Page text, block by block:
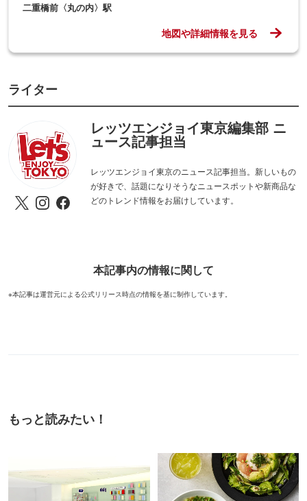
二重橋前〈丸の内〉駅
地図や詳細情報を見る
ライター
レッツエンジョイ東京編集部 ニ
ュース記事担当
レッツエンジョイ東京のニュース記事担当。新しいもの
が好きで、話題になりそうなニュースポットや新商品な
どのトレンド情報をお届けしています。
本記事内の情報に関して
※本記事は運営元による公式リリース時点の情報を基に制作しています。
もっと読みたい！